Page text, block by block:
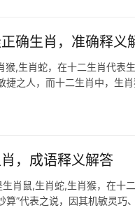
确生肖，准确释义
猴,生肖蛇，在十二生肖代表
捷之人，而十二生肖中，生
，成语释义解答
肖鼠,生肖蛇,生肖猴，在十
算”代表之说，因其机敏灵